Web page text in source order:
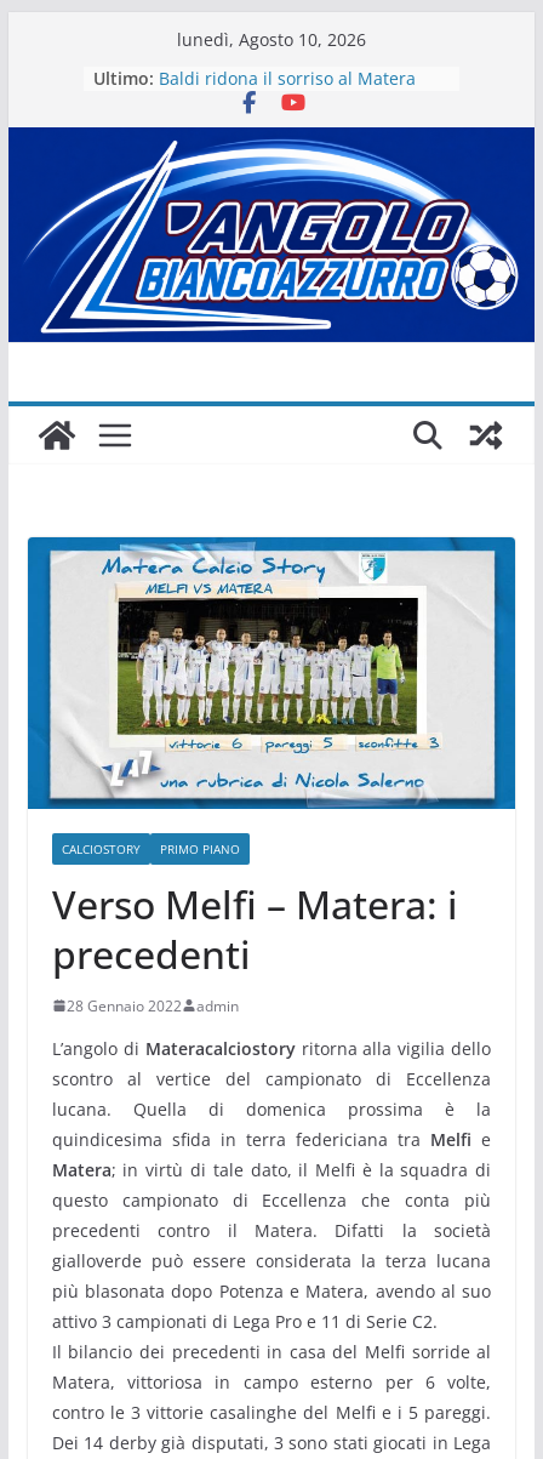
lunedì, Agosto 10, 2026
Ultimo: Baldi ridona il sorriso al Matera
La stagione del Matera 1933 al via
tra i fuochi d’artificio
Il Matera 1933 al lavoro per un
grande futuro. Video intervista col
presidente Michele Motta
Il Bue rinasce. E Matera sogna
Matera – Palmese “nulla” di fatto
CALCIOSTORY PRIMO PIANO
Verso Melfi – Matera: i
precedenti
28 Gennaio 2022 admin
L’angolo di Materacalciostoryritorna alla vigilia dello
scontro al vertice del campionato di Eccellenza
lucana. Quella di domenica prossima è la
quindicesima sfida in terra federiciana tra Melfi e
Matera; in virtù di tale dato, il Melfi è la squadra di
questo campionato di Eccellenza che conta più
precedenti contro il Matera. Difatti la società
gialloverde può essere considerata la terza lucana
più blasonata dopo Potenza e Matera, avendo al suo
attivo 3 campionati di Lega Pro e 11 di Serie C2.
Il bilancio dei precedenti in casa del Melfi sorride al
Matera, vittoriosa in campo esterno per 6 volte,
contro le 3 vittorie casalinghe del Melfi e i 5 pareggi.
Dei 14 derby già disputati, 3 sono stati giocati in Lega